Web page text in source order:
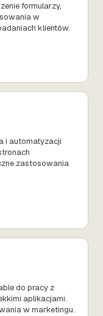
formularzy,
w
klientów.
i automatyzacji
zastosowania
do pracy z
aplikacjami.
w marketingu.